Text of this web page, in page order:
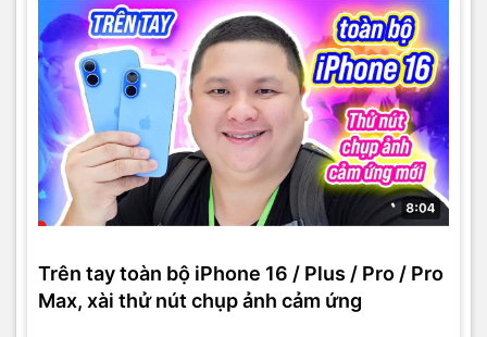
Trên tay toàn bộ iPhone 16 / Plus / Pro / Pro
Max, xài thử nút chụp ảnh cảm ứng